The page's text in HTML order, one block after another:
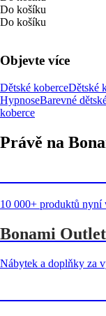
Do košíku
Do košíku
Objevte více
Dětské koberceDětské
HypnoseBarevné
koberce
Právě na
10 000+ produktů nyní
Bonami Outlet
Nábytek a doplňky za